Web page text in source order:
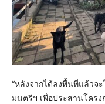
“หลังจากได้ลงพื้นที่แล้วจ
มนตรีฯ เพื่อประสานโคร